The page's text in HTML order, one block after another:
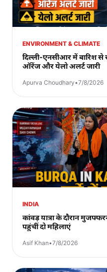
ENVIRONMENT & CLIMATE
दिल्ली-एनसीआर में बारिश
ऑरेंज और येलो अलर्ट जारी
Apurva Choudhary•7/8/2026
INDIA
कांवड़ यात्रा के दौरान
पहुंचीं दो महिलाएं
Asif Khan•7/8/2026